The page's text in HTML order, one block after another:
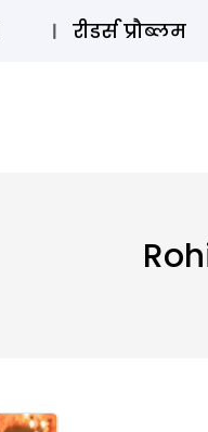
रीडर्स प्रौब्लम